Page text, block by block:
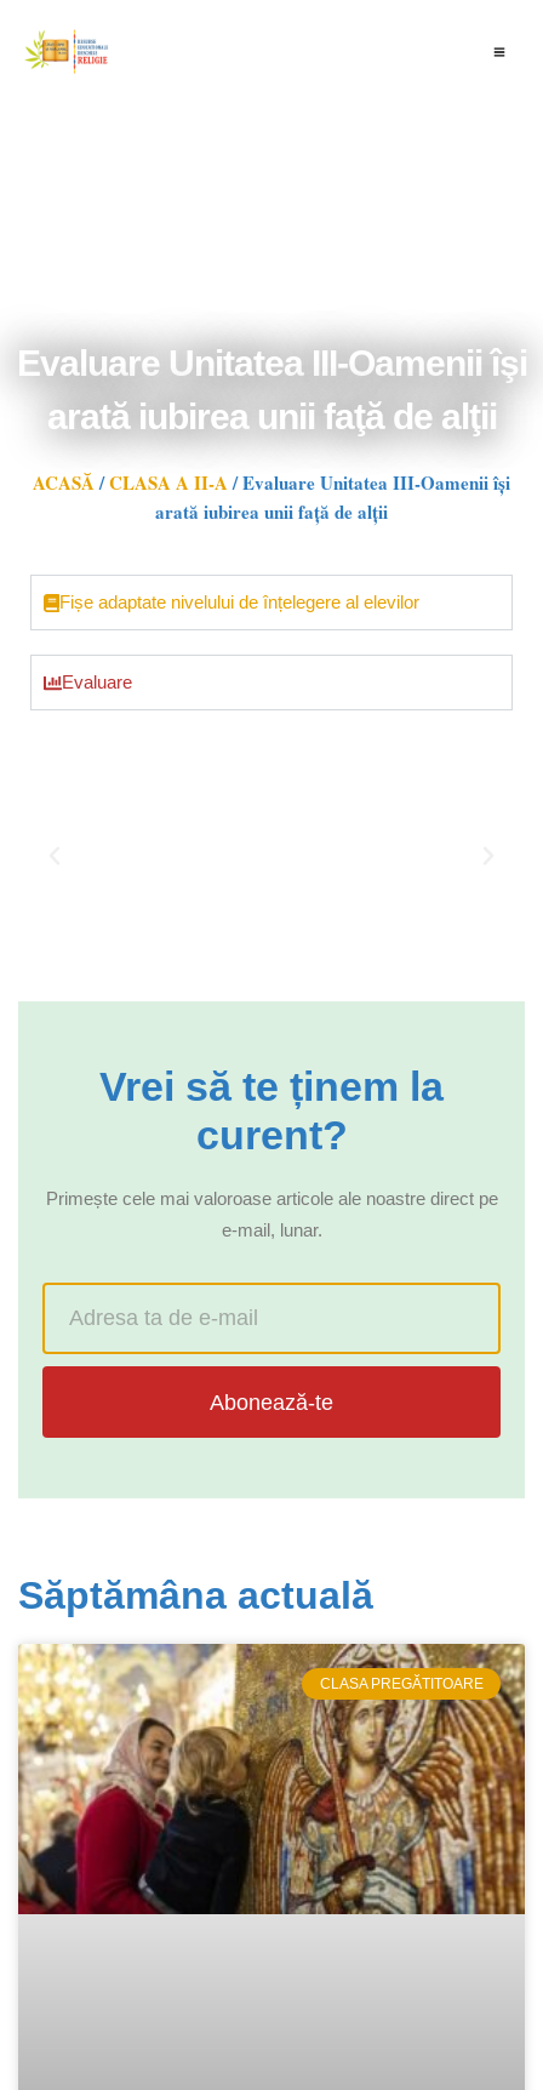
content
Evaluare Unitatea III-Oamenii îşi
arată iubirea unii faţă de alţii
ACASĂ/CLASA A II-A/Evaluare Unitatea III-Oamenii îşi
arată iubirea unii faţă de alţii
Fișe adaptate nivelului de înțelegere al elevilor
Evaluare
Vrei să te ținem la
curent?
Primește cele mai valoroase articole ale noastre direct pe
e-mail, lunar.
Abonează-te
Săptămâna actuală
CLASA PREGĂTITOARE